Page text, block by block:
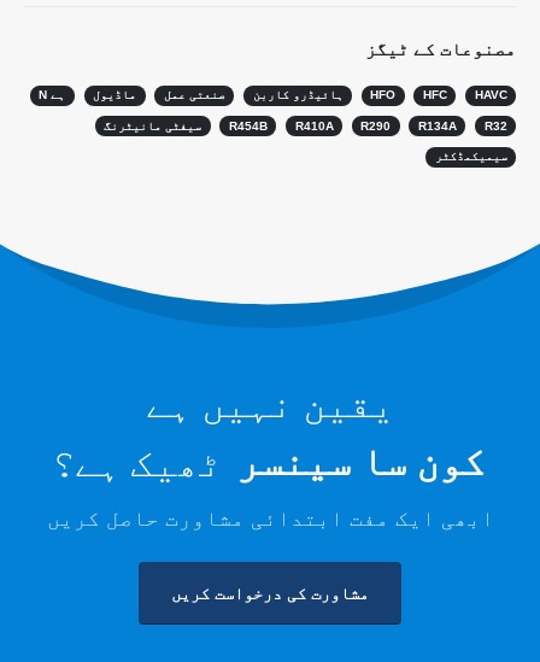
مصنوعات کے ٹیگز
HAVC
HFC
HFO ہائیڈرو کاربن صنعتی عمل ماڈیول ہے N
R32
R134A
R290
R410A
R454B سیفٹی مانیٹرنگ
سیمیکمڈکٹر
یقین نہیں ہے
کون سا سینسر
ٹھیک ہے؟
ابھی ایک مفت ابتدائی مشاورت حاصل کریں
مشاورت کی درخواست کریں
HVAC سسٹم کے لئے ریفریجریٹ لیک
کولڈ چین ریفریجریٹ مانیٹرنگ
ڈیٹا سینٹر کولنگ سسٹم کی نگرانی
صنعتی ریفریجریشن گیس مانیٹرنگ
مزید دیکھیں
ونسن۔ © 2026. جملہ حقوق محفوظ ہیں۔